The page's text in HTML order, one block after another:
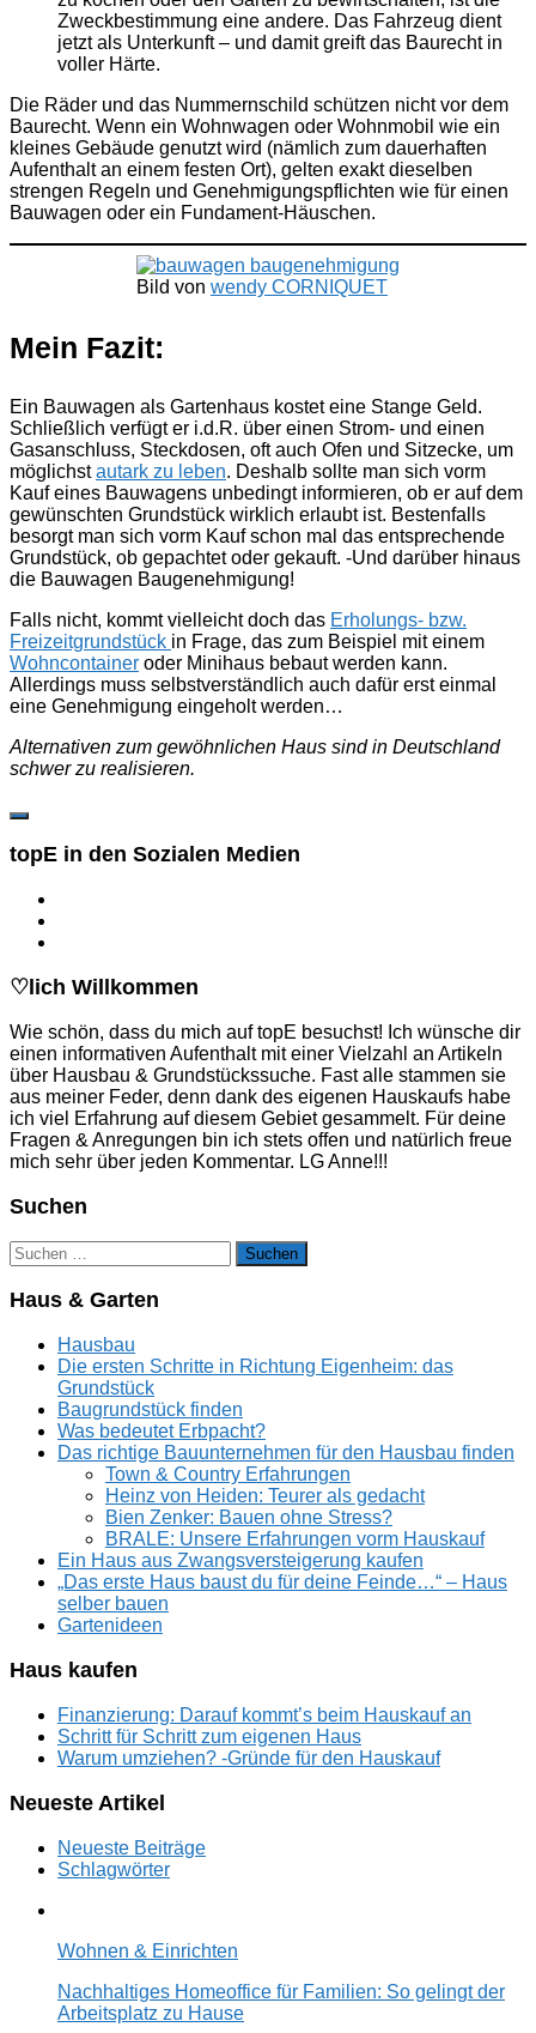
Zweckbestimmung eine andere. Das Fahrzeug dient
jetzt als Unterkunft – und damit greift das Baurecht in
voller Härte.
Die Räder und das Nummernschild schützen nicht vor dem
Baurecht. Wenn ein Wohnwagen oder Wohnmobil wie ein
kleines Gebäude genutzt wird (nämlich zum dauerhaften
Aufenthalt an einem festen Ort), gelten exakt dieselben
strengen Regeln und Genehmigungspflichten wie für einen
Bauwagen oder ein Fundament-Häuschen.
Bild von wendy CORNIQUET
Mein Fazit:
Ein Bauwagen als Gartenhaus kostet eine Stange Geld.
Schließlich verfügt er i.d.R. über einen Strom- und einen
Gasanschluss, Steckdosen, oft auch Ofen und Sitzecke, um
möglichstautark zu leben. Deshalb sollte man sich vorm
Kauf eines Bauwagens unbedingt informieren, ob er auf dem
gewünschten Grundstück wirklich erlaubt ist. Bestenfalls
besorgt man sich vorm Kauf schon mal das entsprechende
Grundstück, ob gepachtet oder gekauft. -Und darüber hinaus
die Bauwagen Baugenehmigung!
Falls nicht, kommt vielleicht doch das Erholungs- bzw.
Freizeitgrundstück in Frage, das zum Beispiel mit einem
Wohncontainer oder Minihaus bebaut werden kann.
Allerdings muss selbstverständlich auch dafür erst einmal
eine Genehmigung eingeholt werden…
Alternativen zum gewöhnlichen Haus sind in Deutschland
schwer zu realisieren.
topE in den Sozialen Medien
♡lich Willkommen
Wie schön, dass du mich auf topE besuchst! Ich wünsche dir
einen informativen Aufenthalt mit einer Vielzahl an Artikeln
über Hausbau & Grundstückssuche. Fast alle stammen sie
aus meiner Feder, denn dank des eigenen Hauskaufs habe
ich viel Erfahrung auf diesem Gebiet gesammelt. Für deine
Fragen & Anregungen bin ich stets offen und natürlich freue
mich sehr über jeden Kommentar. LG Anne!!!
Suchen
Suchen
nach:
Haus & Garten
Hausbau
Die ersten Schritte in Richtung Eigenheim: das
Grundstück
Baugrundstück finden
Was bedeutet Erbpacht?
Das richtige Bauunternehmen für den Hausbau finden
Town & Country Erfahrungen
Heinz von Heiden: Teurer als gedacht
Bien Zenker: Bauen ohne Stress?
BRALE: Unsere Erfahrungen vorm Hauskauf
Ein Haus aus Zwangsversteigerung kaufen
„Das erste Haus baust du für deine Feinde…“ – Haus
selber bauen
Gartenideen
Haus kaufen
Finanzierung: Darauf kommt’s beim Hauskauf an
Schritt für Schritt zum eigenen Haus
Warum umziehen? -Gründe für den Hauskauf
Neueste Artikel
Neueste Beiträge
Schlagwörter
Wohnen & Einrichten
Nachhaltiges Homeoffice für Familien: So gelingt der
Arbeitsplatz zu Hause